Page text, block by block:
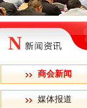
商会新闻
媒体报道